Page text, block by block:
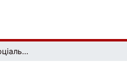
Економічна та соціальна географія. Випуск 79